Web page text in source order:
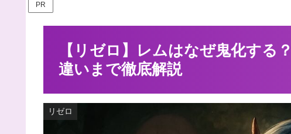
PR
【リゼロ】レムはなぜ鬼化する
違いまで徹底解説
リゼロ